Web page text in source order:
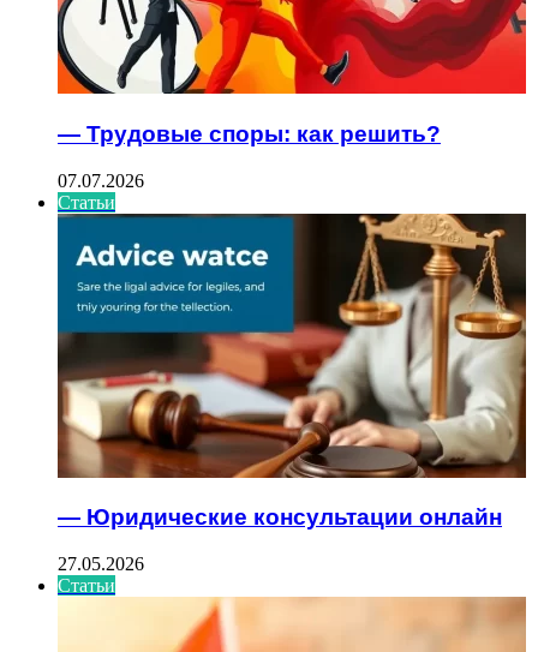
— Трудовые споры: как решить?
07.07.2026
Статьи
— Юридические консультации онлайн
27.05.2026
Статьи